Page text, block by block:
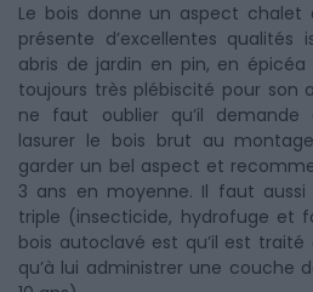
Le bois donne un aspect
présente d’excellentes qualités
abris de jardin en pin, en
toujours très plébiscité pour son
ne faut oublier qu’il demande
lasurer le bois brut au
garder un bel aspect et
3 ans en moyenne. Il faut
triple (insecticide, hydrofuge et
bois autoclavé est qu’il est traité
qu’à lui administrer une couche